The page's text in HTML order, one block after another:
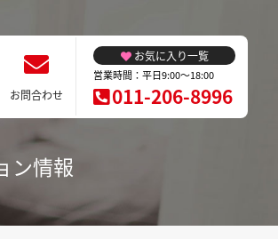
お問合わせ
お気に入り一覧
営業時間：平日9:00～18:00
011-206-8996
ン情報